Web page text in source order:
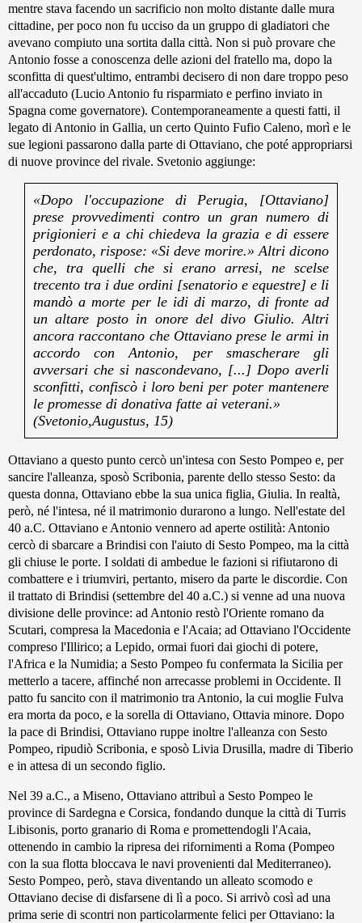
mentre stava facendo un sacrificio non molto distante dalle mura
cittadine, per poco non fu ucciso da un gruppo di gladiatori che
avevano compiuto una sortita dalla città. Non si può provare che
Antonio fosse a conoscenza delle azioni del fratello ma, dopo la
sconfitta di quest'ultimo, entrambi decisero di non dare troppo peso
all'accaduto (Lucio Antonio fu risparmiato e perfino inviato in
Spagna come governatore). Contemporaneamente a questi fatti, il
legato di Antonio in Gallia, un certo Quinto Fufio Caleno, morì e le
sue legioni passarono dalla parte di Ottaviano, che poté appropriarsi
di nuove province del rivale. Svetonio aggiunge:
«Dopo l'occupazione di Perugia, [Ottaviano]
prese provvedimenti contro un gran numero di
prigionieri e a chi chiedeva la grazia e di essere
perdonato, rispose: «Si deve morire.» Altri dicono
che, tra quelli che si erano arresi, ne scelse
trecento tra i due ordini [senatorio e equestre] e li
mandò a morte per le idi di marzo, di fronte ad
un altare posto in onore del divo Giulio. Altri
ancora raccontano che Ottaviano prese le armi in
accordo con Antonio, per smascherare gli
avversari che si nascondevano, [...] Dopo averli
sconfitti, confiscò i loro beni per poter mantenere
le promesse di donativa fatte ai veterani.»
(Svetonio,Augustus, 15)
Ottaviano a questo punto cercò un'intesa con Sesto Pompeo e, per
sancire l'alleanza, sposò Scribonia, parente dello stesso Sesto: da
questa donna, Ottaviano ebbe la sua unica figlia, Giulia. In realtà,
però, né l'intesa, né il matrimonio durarono a lungo. Nell'estate del
40 a.C. Ottaviano e Antonio vennero ad aperte ostilità: Antonio
cercò di sbarcare a Brindisi con l'aiuto di Sesto Pompeo, ma la città
gli chiuse le porte. I soldati di ambedue le fazioni si rifiutarono di
combattere e i triumviri, pertanto, misero da parte le discordie. Con
il trattato di Brindisi (settembre del 40 a.C.) si venne ad una nuova
divisione delle province: ad Antonio restò l'Oriente romano da
Scutari, compresa la Macedonia e l'Acaia; ad Ottaviano l'Occidente
compreso l'Illirico; a Lepido, ormai fuori dai giochi di potere,
l'Africa e la Numidia; a Sesto Pompeo fu confermata la Sicilia per
metterlo a tacere, affinché non arrecasse problemi in Occidente. Il
patto fu sancito con il matrimonio tra Antonio, la cui moglie Fulva
era morta da poco, e la sorella di Ottaviano, Ottavia minore. Dopo
la pace di Brindisi, Ottaviano ruppe inoltre l'alleanza con Sesto
Pompeo, ripudiò Scribonia, e sposò Livia Drusilla, madre di Tiberio
e in attesa di un secondo figlio.
Nel 39 a.C., a Miseno, Ottaviano attribuì a Sesto Pompeo le
province di Sardegna e Corsica, fondando dunque la città di Turris
Libisonis, porto granario di Roma e promettendogli l'Acaia,
ottenendo in cambio la ripresa dei rifornimenti a Roma (Pompeo
con la sua flotta bloccava le navi provenienti dal Mediterraneo).
Sesto Pompeo, però, stava diventando un alleato scomodo e
Ottaviano decise di disfarsene di lì a poco. Si arrivò così ad una
prima serie di scontri non particolarmente felici per Ottaviano: la